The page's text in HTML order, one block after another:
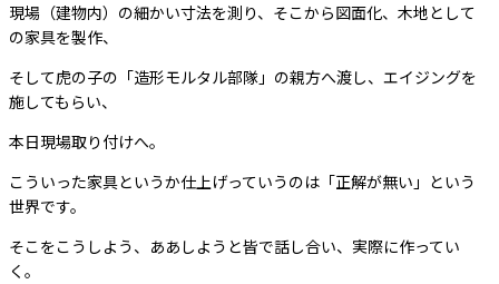
現場（建物内）の細かい寸法を測り、そこから図面化、木地として
の家具を製作、
そして虎の子の「造形モルタル部隊」の親方へ渡し、エイジングを
施してもらい、
本日現場取り付けへ。
こういった家具というか仕上げっていうのは「正解が無い」という
世界です。
そこをこうしよう、ああしようと皆で話し合い、実際に作ってい
く。